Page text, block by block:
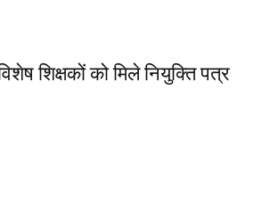
शिक्षकों को मिले नियुक्ति पत्र